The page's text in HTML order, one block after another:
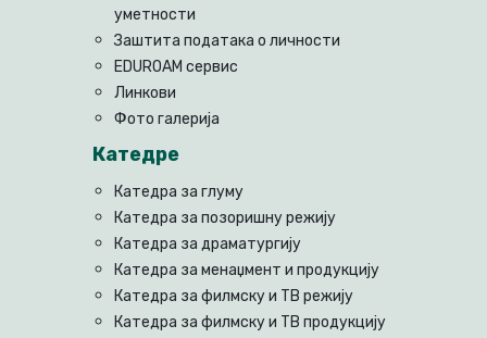
уметности
Заштита података о личности
EDUROAM сервис
Линкови
Фото галерија
Катедре
Катедра за глуму
Катедра за позоришну режију
Катедра за драматургију
Катедра за менаџмент и продукцију
Катедра за филмску и ТВ режију
Катедра за филмску и ТВ продукцију